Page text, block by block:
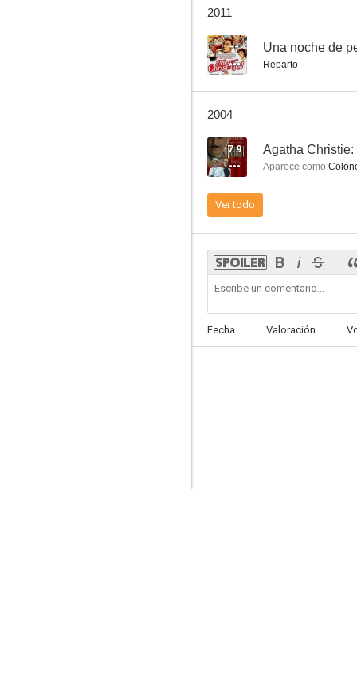
2011
-- Una noche de
Reparto
2004
7.9 Agatha
Aparece como
Ver todo
Fecha Valoración